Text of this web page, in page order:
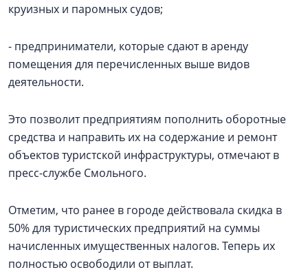
круизных и паромных судов;
- предприниматели, которые сдают в аренду
помещения для перечисленных выше видов
деятельности.
Это позволит предприятиям пополнить оборотные
средства и направить их на содержание и ремонт
объектов туристской инфраструктуры, отмечают в
пресс-службе Смольного.
Отметим, что ранее в городе действовала скидка в
50% для туристических предприятий на суммы
начисленных имущественных налогов. Теперь их
полностью освободили от выплат.